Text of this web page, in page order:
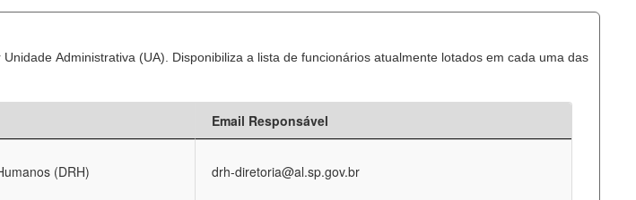
Administrativa (UA). Disponibiliza a lista de funcionários atualmente lotados em cada uma das
Email Responsável
(DRH) drh-diretoria@al.sp.gov.br